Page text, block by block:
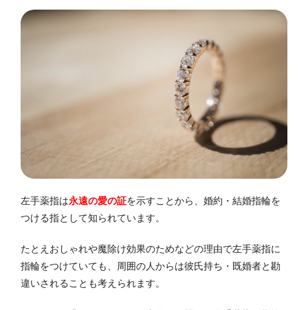
左手薬指は永遠の愛の証を示すことから、婚約・結婚指輪を
つける指として知られています。
たとえおしゃれや魔除け効果のためなどの理由で左手薬指に
指輪をつけていても、周囲の人からは彼氏持ち・既婚者と勘
違いされることも考えられます。